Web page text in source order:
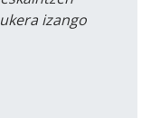
izango